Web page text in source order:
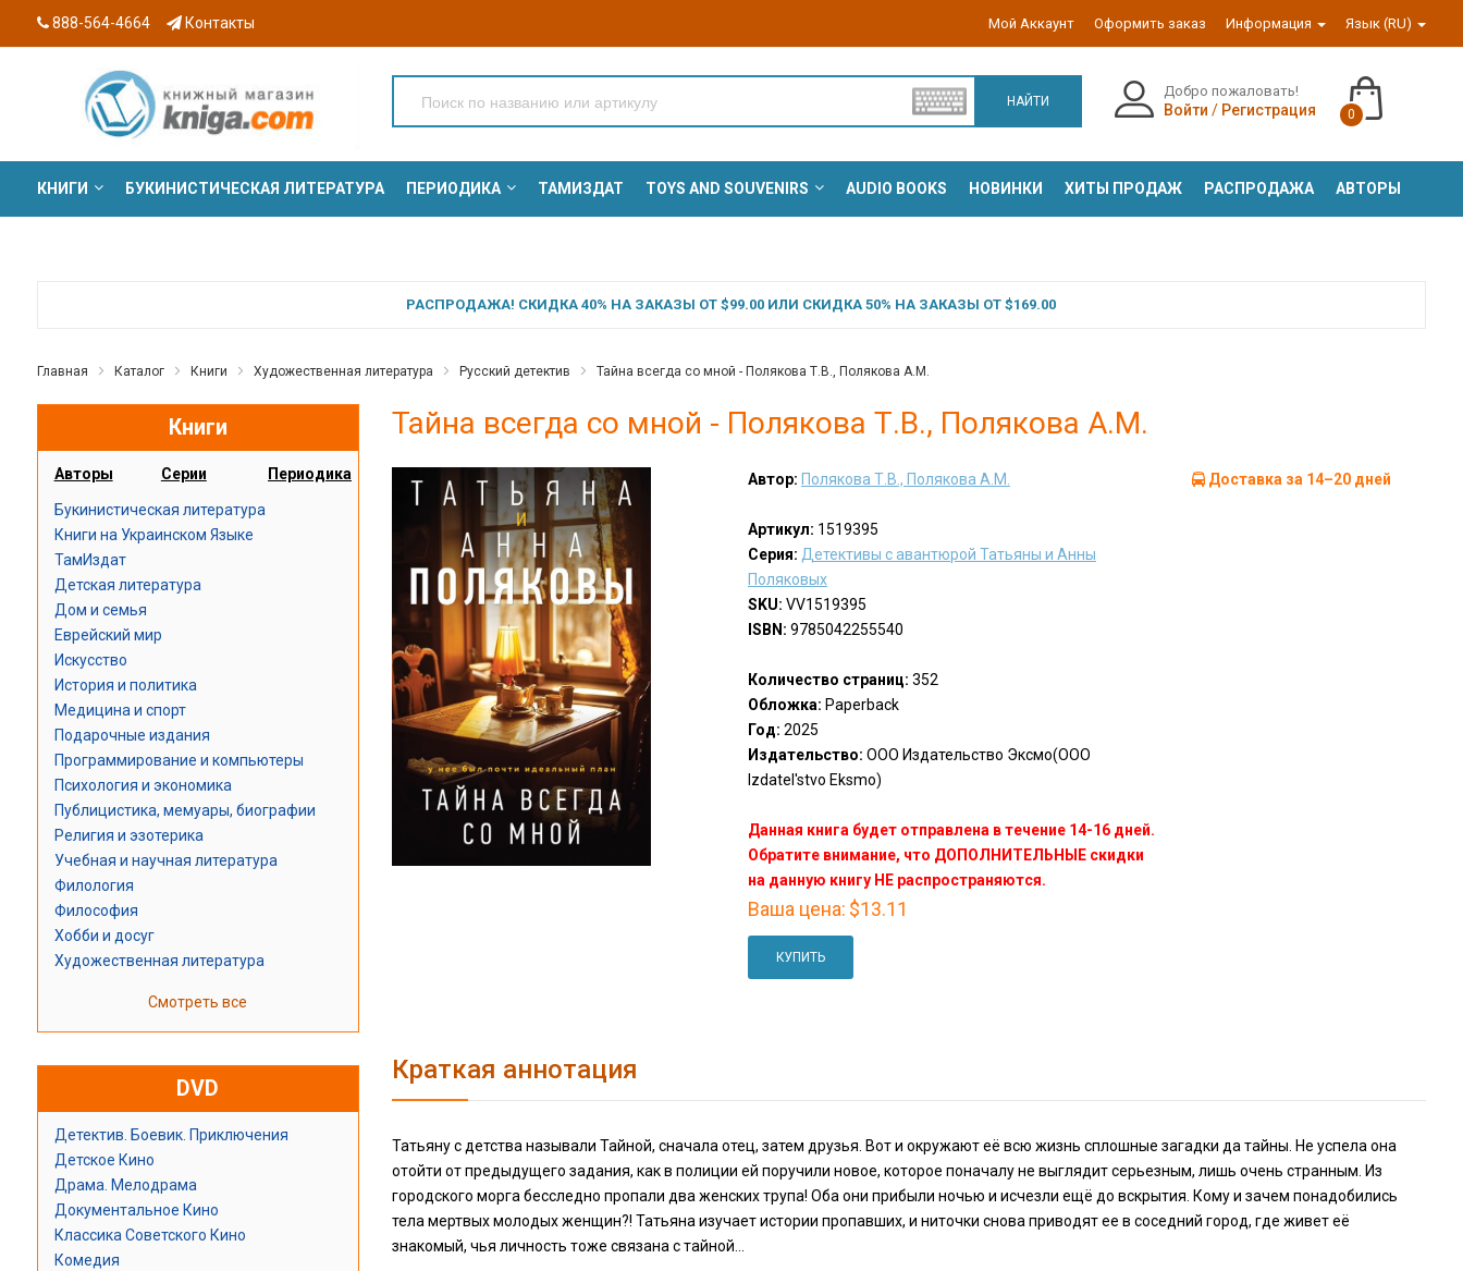
888-564-4664 Контакты Мой Аккаунт Оформить заказ Информация Язык (RU)
НАЙТИ
Добро пожаловать!
Войти / Регистрация 0
КНИГИ БУКИНИСТИЧЕСКАЯ ЛИТЕРАТУРА ПЕРИОДИКА ТАМИЗДАТ TOYS AND SOUVENIRS AUDIO BOOKS НОВИНКИ ХИТЫ ПРОДАЖ РАСПРОДАЖА АВТОРЫ
РАСПРОДАЖА! СКИДКА 40% НА ЗАКАЗЫ ОТ $99.00 ИЛИ СКИДКА 50% НА ЗАКАЗЫ ОТ $169.00
Главная Каталог Книги Художественная литература Русский детектив Тайна всегда со мной - Полякова Т.В., Полякова А.М.
Книги
Авторы Серии Периодика
Букинистическая литература
Книги на Украинском Языке
ТамИздат
Детская литература
Дом и семья
Еврейский мир
Искусство
История и политика
Медицина и спорт
Подарочные издания
Программирование и компьютеры
Психология и экономика
Публицистика, мемуары, биографии
Религия и эзотерика
Учебная и научная литература
Филология
Философия
Хобби и досуг
Художественная литература
Смотреть все
DVD
Детектив. Боевик. Приключения
Детское Кино
Драма. Мелодрама
Документальное Кино
Классика Советского Кино
Комедия
Тайна всегда со мной - Полякова Т.В., Полякова А.М.
Автор: Полякова Т.В., Полякова А.М.
Артикул: 1519395
Серия: Детективы с авантюрой Татьяны и Анны
Поляковых
SKU: VV1519395
ISBN: 9785042255540
Количество страниц: 352
Обложка: Paperback
Год: 2025
Издательство: ООО Издательство Эксмо(OOO
Izdatel'stvo Eksmo)
Данная книга будет отправлена в течение 14-16 дней.
Обратите внимание, что ДОПОЛНИТЕЛЬНЫЕ скидки
на данную книгу НЕ распространяются.
Ваша цена: $13.11
КУПИТЬ
Доставка за 14–20 дней
Краткая аннотация
Татьяну с детства называли Тайной, сначала отец, затем друзья. Вот и окружают её всю жизнь сплошные загадки да тайны. Не успела она
отойти от предыдущего задания, как в полиции ей поручили новое, которое поначалу не выглядит серьезным, лишь очень странным. Из
городского морга бесследно пропали два женских трупа! Оба они прибыли ночью и исчезли ещё до вскрытия. Кому и зачем понадобились
тела мертвых молодых женщин?! Татьяна изучает истории пропавших, и ниточки снова приводят ее в соседний город, где живет её
знакомый, чья личность тоже связана с тайной…